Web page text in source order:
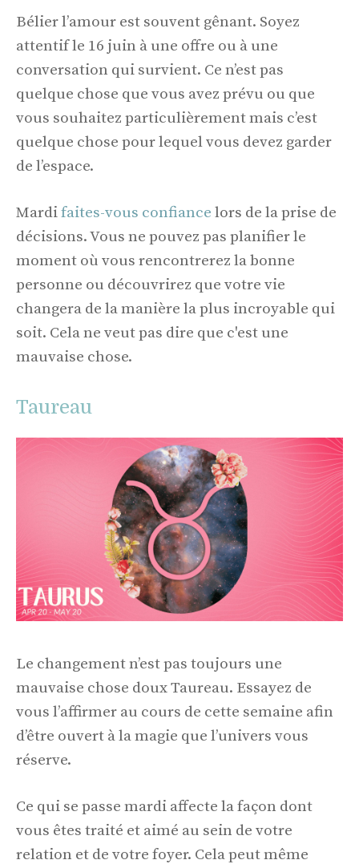
Bélier l’amour est souvent gênant. Soyez
attentif le 16 juin à une offre ou à une
conversation qui survient. Ce n’est pas
quelque chose que vous avez prévu ou que
vous souhaitez particulièrement mais c’est
quelque chose pour lequel vous devez garder
de l’espace.
Mardifaites-vous confiance lors de la prise de
décisions. Vous ne pouvez pas planifier le
moment où vous rencontrerez la bonne
personne ou découvrirez que votre vie
changera de la manière la plus incroyable qui
soit. Cela ne veut pas dire que c'est une
mauvaise chose.
Taureau
Le changement n’est pas toujours une
mauvaise chose doux Taureau. Essayez de
vous l’affirmer au cours de cette semaine afin
d’être ouvert à la magie que l’univers vous
réserve.
Ce qui se passe mardi affecte la façon dont
vous êtes traité et aimé au sein de votre
relation et de votre foyer. Cela peut même